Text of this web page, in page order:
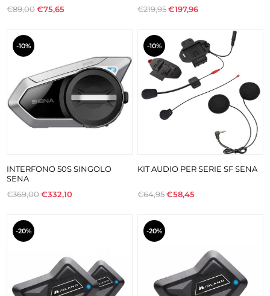
€89,00€75,65
€219,95€197,96
-10%
INTERFONO 50S SINGOLO
SENA
€369,00€332,10
-10%
KIT AUDIO PER SERIE SF SENA
€64,95€58,45
-20% -20%